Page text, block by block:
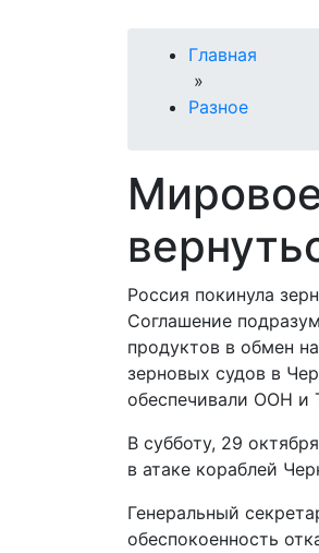
Главная
»
Разное
Россия покинула
Соглашение
продуктов в обмен
зерновых судов в
обеспечивали ООН и
В субботу, 29
в атаке кораблей
Генеральный
обеспокоенность